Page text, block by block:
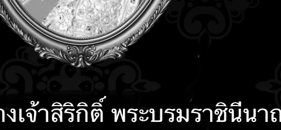
ติดต่อเรา
เมินความเสี่ยงการทุจริตในประเด็นที่เกี่ยวข้องสินบน